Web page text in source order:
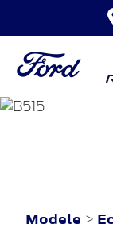
Modele >